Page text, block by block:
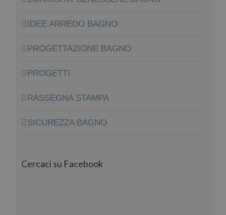
IDEE ARREDO BAGNO
PROGETTAZIONE BAGNO
PROGETTI
RASSEGNA STAMPA
SICUREZZA BAGNO
Cercaci su Facebook